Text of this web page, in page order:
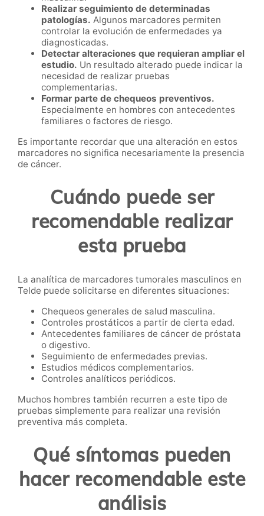
Realizar seguimiento de determinadas
patologías. Algunos marcadores permiten
controlar la evolución de enfermedades ya
diagnosticadas.
Detectar alteraciones que requieran ampliar el
estudio. Un resultado alterado puede indicar la
necesidad de realizar pruebas
complementarias.
Formar parte de chequeos preventivos.
Especialmente en hombres con antecedentes
familiares o factores de riesgo.
Es importante recordar que una alteración en estos
marcadores no significa necesariamente la presencia
de cáncer.
Cuándo puede ser
recomendable realizar
esta prueba
La analítica de marcadores tumorales masculinos en
Telde puede solicitarse en diferentes situaciones:
Chequeos generales de salud masculina.
Controles prostáticos a partir de cierta edad.
Antecedentes familiares de cáncer de próstata
o digestivo.
Seguimiento de enfermedades previas.
Estudios médicos complementarios.
Controles analíticos periódicos.
Muchos hombres también recurren a este tipo de
pruebas simplemente para realizar una revisión
preventiva más completa.
Qué síntomas pueden
hacer recomendable este
análisis